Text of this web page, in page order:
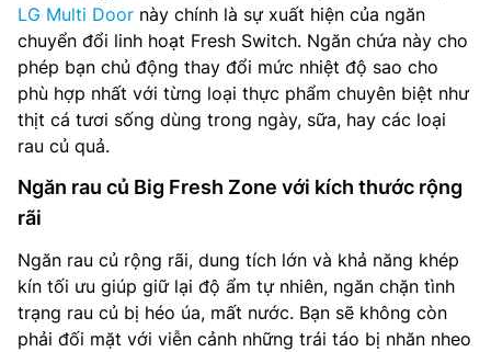
LG Multi Door này chính là sự xuất hiện của ngăn
chuyển đổi linh hoạt Fresh Switch. Ngăn chứa này cho
phép bạn chủ động thay đổi mức nhiệt độ sao cho
phù hợp nhất với từng loại thực phẩm chuyên biệt như
thịt cá tươi sống dùng trong ngày, sữa, hay các loại
rau củ quả.
Ngăn rau củ Big Fresh Zone với kích thước rộng
rãi
Ngăn rau củ rộng rãi, dung tích lớn và khả năng khép
kín tối ưu giúp giữ lại độ ẩm tự nhiên, ngăn chặn tình
trạng rau củ bị héo úa, mất nước. Bạn sẽ không còn
phải đối mặt với viễn cảnh những trái táo bị nhăn nheo